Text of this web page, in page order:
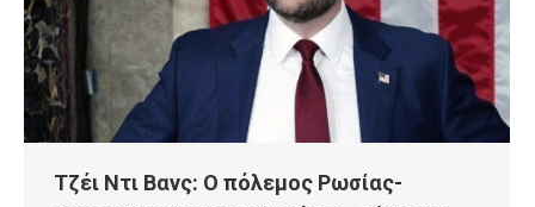
Τζέι Ντι Βανς: Ο πόλεμος Ρωσίας-